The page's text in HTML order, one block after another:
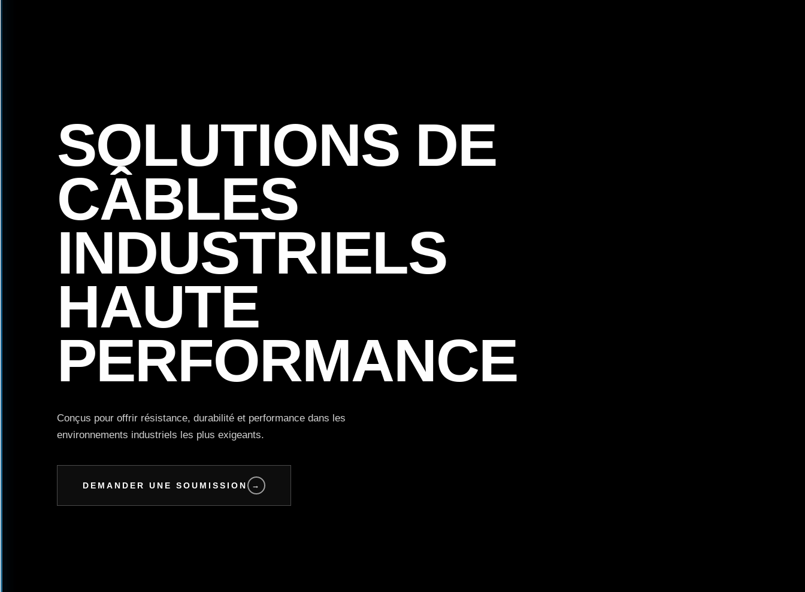
SOLUTIONS DE
CÂBLES
INDUSTRIELS
HAUTE
PERFORMANCE
Conçus pour offrir résistance, durabilité et performance dans les
environnements industriels les plus exigeants.
DEMANDER UNE SOUMISSION →